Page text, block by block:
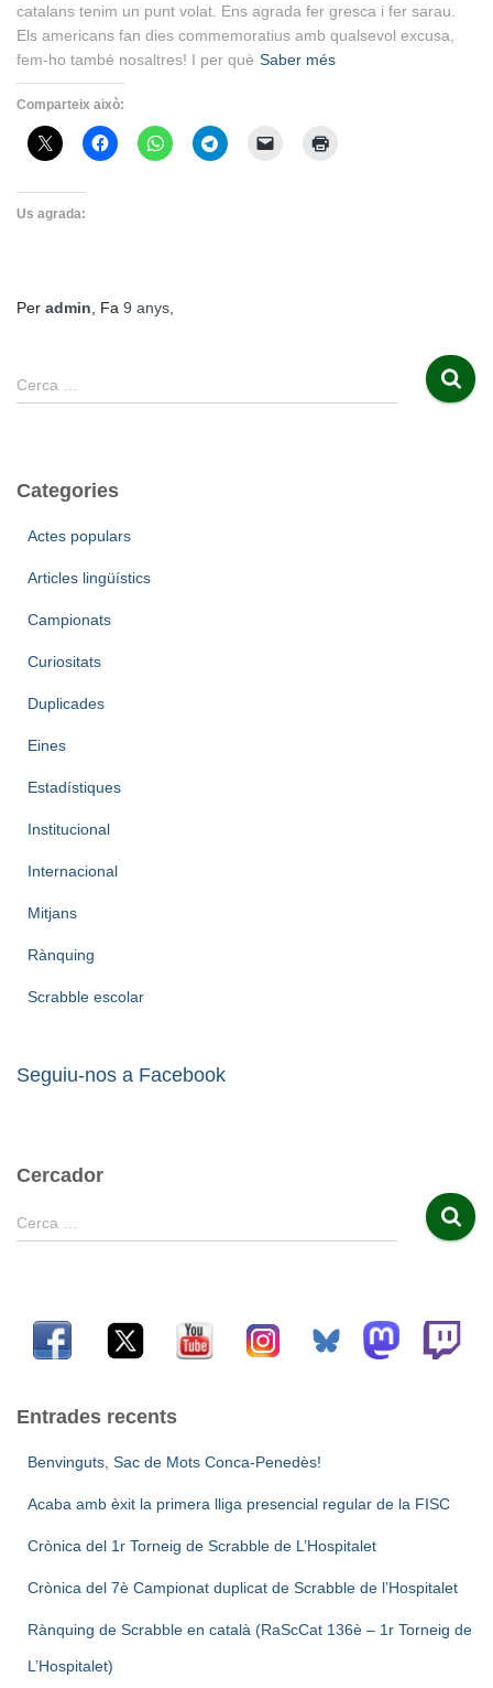
catalans tenim un punt volat. Ens agrada fer gresca i fer sarau.
Els americans fan dies commemoratius amb qualsevol excusa,
fem-ho també nosaltres! I per què Saber més
Comparteix això:
Us agrada:
Per admin , Fa 9 anys
C
e
:
Cerca …
Categories
Actes populars
Articles lingüístics
Campionats
Curiositats
Duplicades
Eines
Estadístiques
Institucional
Internacional
Mitjans
Rànquing
Scrabble escolar
Seguiu-nos a Facebook
Cercador
C
e
Cerca …
Entrades recents
Benvinguts, Sac de Mots Conca-Penedès!
Acaba amb èxit la primera lliga presencial regular de la FISC
Crònica del 1r Torneig de Scrabble de L’Hospitalet
Crònica del 7è Campionat duplicat de Scrabble de l’Hospitalet
Rànquing de Scrabble en català (RaScCat 136è – 1r Torneig de
L’Hospitalet)